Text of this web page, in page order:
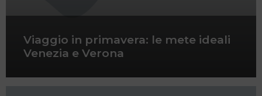
Viaggio in primavera: le mete ideali
Venezia e Verona